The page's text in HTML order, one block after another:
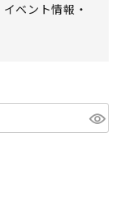
ベント情報・